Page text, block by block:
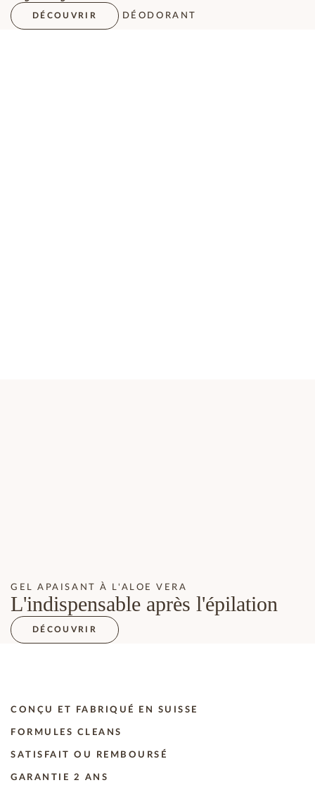
DÉCOUVRIR DÉODORANT
GEL APAISANT À L'ALOE VERA
L'indispensable après l'épilation
DÉCOUVRIR
CONÇU ET FABRIQUÉ EN SUISSE
FORMULES CLEANS
SATISFAIT OU REMBOURSÉ
GARANTIE 2 ANS